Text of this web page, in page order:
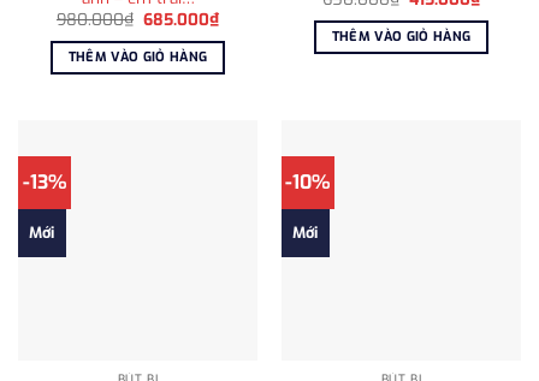
980.000₫ Giá
là:
980.000₫.
685.000₫Giá
tại
685.000₫.
THÊM VÀO GIỎ HÀNG
là:
650.000₫.
tại
THÊM VÀO GIỎ HÀNG
-13%
Mới
-10%
Mới